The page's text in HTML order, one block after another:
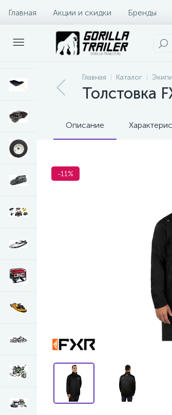
Главная Акции и скидки Бренды
Оплата и доставка Контакты
Главная Каталог
Толстовка
Описание
-11%